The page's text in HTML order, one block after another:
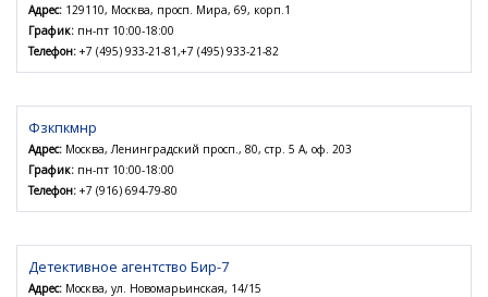
Адрес: 129110, Москва, просп. Мира, 69, корп.1
График: пн-пт 10:00-18:00
Телефон: +7 (495) 933-21-81,+7 (495) 933-21-82
Фзкпкмнр
Адрес: Москва, Ленинградский просп., 80, стр. 5 А, оф. 203
График: пн-пт 10:00-18:00
Телефон: +7 (916) 694-79-80
Детективное агентство Бир-7
Адрес: Москва, ул. Новомарьинская, 14/15